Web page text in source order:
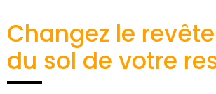
Changez le
du sol de votre